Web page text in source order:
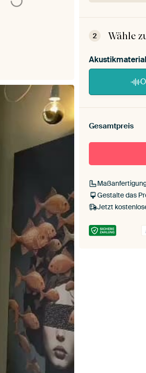
Dein
2
Wähle
Akustikmaterial
Gesamtpreis
Gestalte das
Jetzt